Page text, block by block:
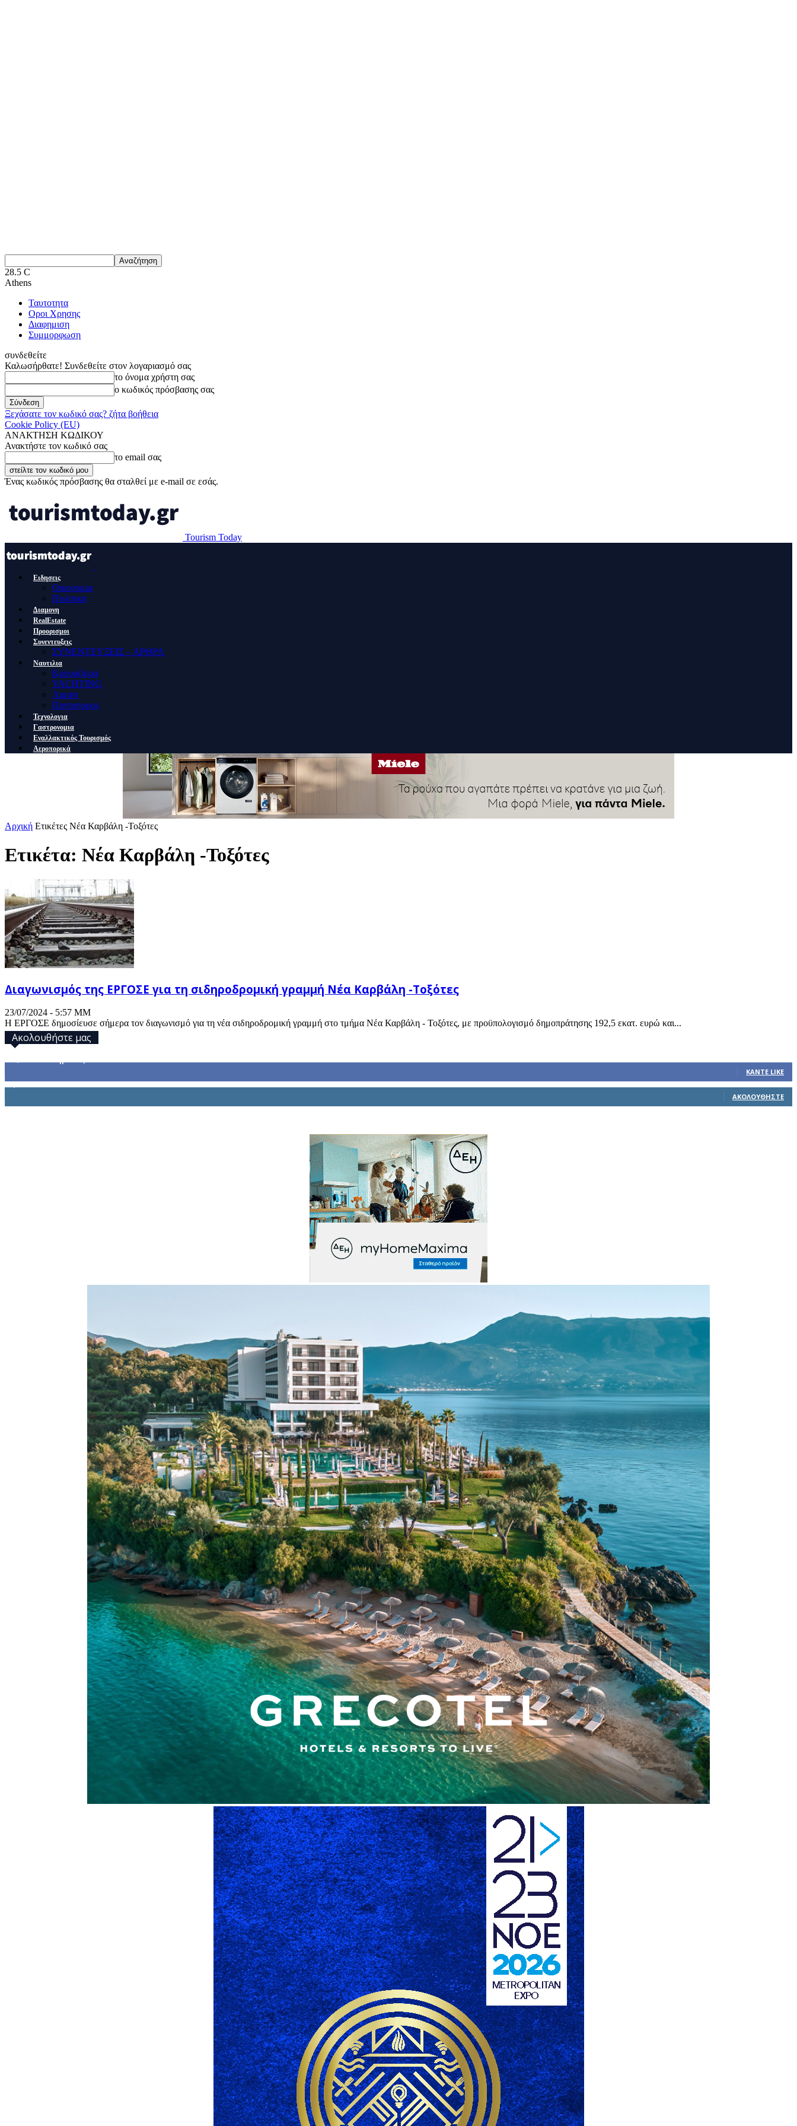
28.5 C
Athens
Ταυτοτητα
Οροι Χρησης
Διαφημιση
Συμμορφωση
συνδεθείτε
Καλωσήρθατε! Συνδεθείτε στον λογαριασμό σας
το όνομα χρήστη σας
ο κωδικός πρόσβασης σας
Ξεχάσατε τον κωδικό σας? ζήτα βοήθεια
Cookie Policy (EU)
ΑΝΑΚΤΗΣΗ ΚΩΔΙΚΟΥ
Ανακτήστε τον κωδικό σας
το email σας
Ένας κωδικός πρόσβασης θα σταλθεί με e-mail σε εσάς.
Tourism Today
Ειδησεις
Οικονομια
Πολιτικη
Διαμονη
RealEstate
Προορισμοι
Συνεντευξεις
ΣΥΝΕΝΤΕΥΞΕΙΣ – ΑΡΘΡΑ
Ναυτιλια
Κρουαζιερα
YACHTING
Λιμανι
Ποντοπορος
Τεχνολογια
Γαστρονομια
Εναλλακτικός Τουρισμός
Αεροπορικά
Αρχική Ετικέτες Νέα Καρβάλη -Τοξότες
Ετικέτα: Νέα Καρβάλη -Τοξότες
Διαγωνισμός της ΕΡΓΟΣΕ για τη σιδηροδρομική γραμμή Νέα Καρβάλη -Τοξότες
23/07/2024 - 5:57 ΜΜ
Η ΕΡΓΟΣΕ δημοσίευσε σήμερα τον διαγωνισμό για τη νέα σιδηροδρομική γραμμή στο τμήμα Νέα Καρβάλη - Τοξότες, με προϋπολογισμό δημοπράτησης 192,5 εκατ. ευρώ και...
Ακολουθήστε μας
ΚΆΝΤΕ LIKE
ΑΚΟΛΟΥΘΉΣΤΕ